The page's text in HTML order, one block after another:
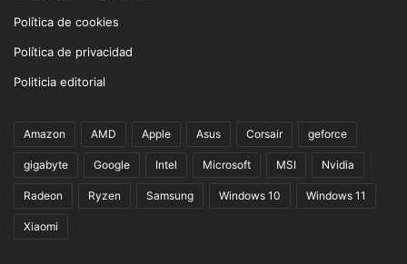
Política de cookies
Política de privacidad
Politicia editorial
Amazon AMD Apple Asus Corsair geforce
gigabyte Google Intel Microsoft MSI Nvidia
Radeon Ryzen Samsung Windows 10 Windows 11
Xiaomi